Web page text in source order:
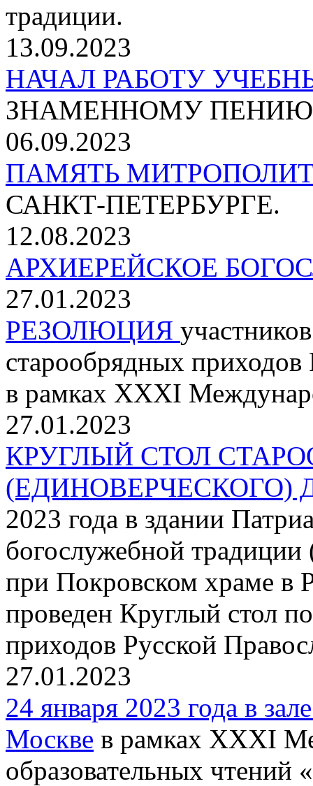
традиции.
13.09.2023
НАЧАЛ РАБОТУ
ЗНАМЕННОМУ ПЕНИЮ
06.09.2023
ПАМЯТЬ
САНКТ-ПЕТЕРБУРГЕ.
12.08.2023
АРХИЕРЕЙСКОЕ
27.01.2023
РЕЗОЛЮЦИЯ
старообрядных
в рамках XXXI
27.01.2023
КРУГЛЫЙ СТОЛ
(ЕДИНОВЕРЧЕСКОГО)
2023 года в здании
богослужебной традиции
при Покровском храме в
проведен Круглый стол
приходов Русской
27.01.2023
24 января 2023 года в
Москве в рамках XXXI
образовательных чтений